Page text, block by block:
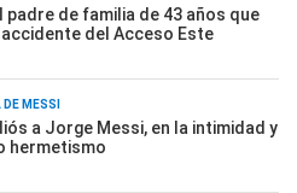
padre de familia de 43 años que
del Acceso Este
MESSI
a Jorge Messi, en la intimidad y
hermetismo